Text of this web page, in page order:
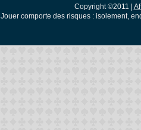
Copyright ©2011 |
Jouer comporte des risques : isolement,